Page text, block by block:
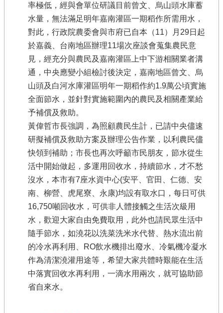
率極低，經與會單位研議目前曾文、烏山頭水庫蓄
水量，無法滿足明年嘉南灌區一期稻作所需用水，
對此，行政院農委會與市府已自本（11）月29日起
於嘉義、台南地區辦理11場次座談會蒐集農民意
見，經充分與農民及嘉南灌區上中下游相關業者溝
通，中央應變小組檢討後決定，嘉南地區曾文、烏
山頭及白河水庫灌區明年一期稻作約1.9萬公頃實施
全面節水，並針對實施範圍內的農民及相關產業給
予補償及救助。
黃偉哲市長強調，為照顧農民生計，已請中央儘速
研擬補償及救助方案及辦理公告作業，以利農民儘
快領到補助；市長也再次呼籲市民朋友，節水從生
活中開始做起，多運用回收水，持續節水，才不愁
沒水，本市有7座水資中心(安平、官田、仁德、安
南、柳營、虎尾寮、永康)均設有取水口，每日可供
16,750噸回收水，可供非人體接觸之生活次級用
水，歡迎大家自由免費取用，此外也請民眾生活中
隨手節水，如澆花以洗菜洗米水代替、熱水流出前
的冷水再利用、RO飲水機排出廢水、冷氣機冷凝水
作為清潔澆灌用途等，希望大家共體時艱能在生活
中落實回收水再利用，一滴水用兩次，就可協助節
省自來水。